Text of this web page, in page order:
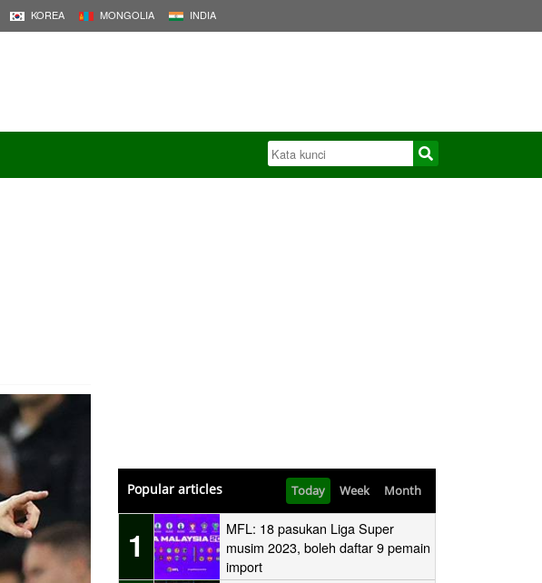
KOREA MONGOLIA INDIA
Popular articles Today Week Month
1
MFL: 18 pasukan Liga Super
musim 2023, boleh daftar 9 pemain
import